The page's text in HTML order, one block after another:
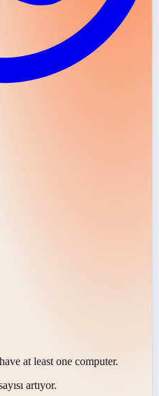
have at least one computer.
artıyor.